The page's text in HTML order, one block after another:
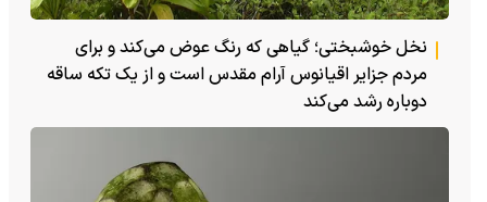
نخل خوشبختی؛ گیاهی که رنگ عوض می‌کند و برای
مردم جزایر اقیانوس آرام مقدس است و از یک تکه ساقه
دوباره رشد می‌کند